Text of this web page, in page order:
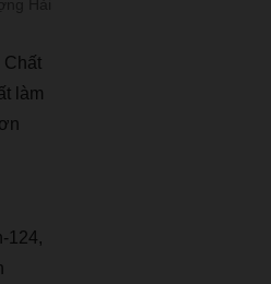
Chất
t l àm
ơn
124,